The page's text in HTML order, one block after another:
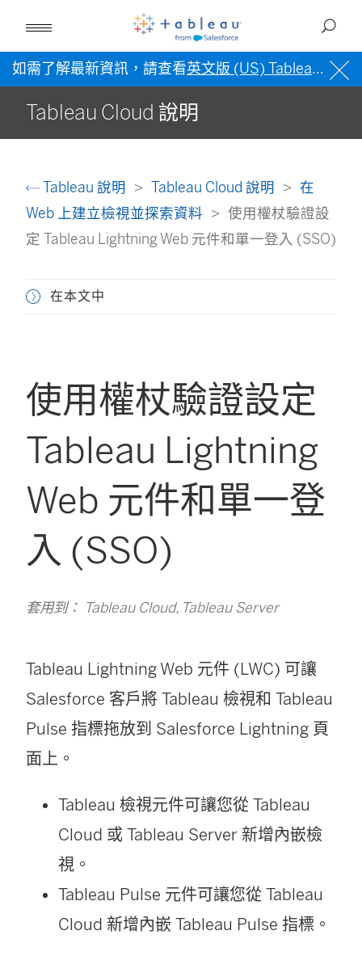
如需了解最新資訊，請查看英文版 (US) Tableau 說明
Tableau Cloud 說明
Tableau 說明 Tableau Cloud 說明
在
Web 上建立檢視並探索資料
使用權杖驗證設
定 Tableau Lightning Web 元件和單一登入 (SSO)
在本文中
使用權杖驗證設定
Tableau Lightning
Web 元件和單一登
入 (SSO)
套用到： Tableau Cloud, Tableau Server
Tableau Lightning Web 元件 (LWC) 可讓
Salesforce 客戶將 Tableau 檢視和 Tableau
Pulse 指標拖放到 Salesforce Lightning 頁
面上。
Tableau 檢視元件可讓您從 Tableau
Cloud 或 Tableau Server 新增內嵌檢
視。
Tableau Pulse 元件可讓您從 Tableau
Cloud 新增內嵌 Tableau Pulse 指標。